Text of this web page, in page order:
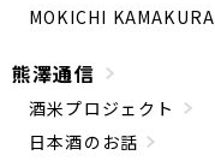
MOKICHI KAMAKURA
熊澤通信
酒米プロジェクト
日本酒のお話